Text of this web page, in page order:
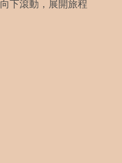
向下滾動，展開旅程